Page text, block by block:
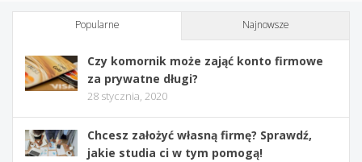
Popularne Najnowsze
Czy komornik może zająć konto firmowe
za prywatne długi?
28 stycznia, 2020
Chcesz założyć własną firmę? Sprawdź,
jakie studia ci w tym pomogą!